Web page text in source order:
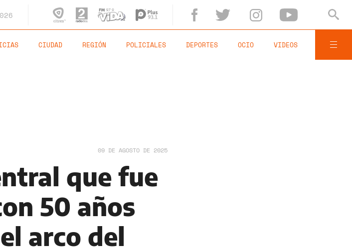
CIUDAD REGIÓN POLICIALES DEPORTES OCIO VIDEOS
09 DE AGOSTO DE 2025
que fue
50 años
arco del